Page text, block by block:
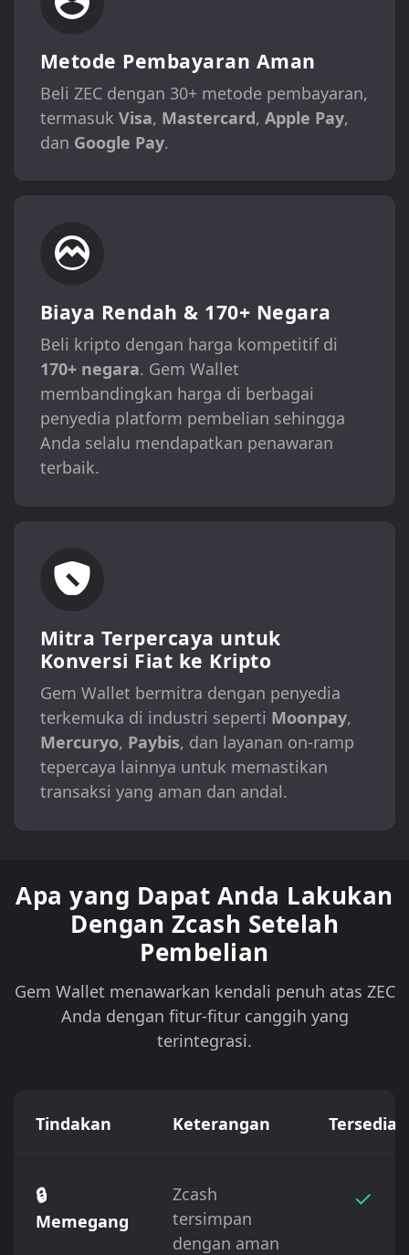
Metode Pembayaran Aman
Beli ZEC dengan 30+ metode pembayaran,
termasuk Visa, Mastercard, Apple Pay,
dan Google Pay.
Biaya Rendah & 170+ Negara
Beli kripto dengan harga kompetitif di
170+ negara. Gem Wallet
membandingkan harga di berbagai
penyedia platform pembelian sehingga
Anda selalu mendapatkan penawaran
terbaik.
Mitra Terpercaya untuk
Konversi Fiat ke Kripto
Gem Wallet bermitra dengan penyedia
terkemuka di industri seperti Moonpay,
Mercuryo, Paybis, dan layanan on-ramp
tepercaya lainnya untuk memastikan
transaksi yang aman dan andal.
Apa yang Dapat Anda Lakukan
Dengan Zcash Setelah
Pembelian
Gem Wallet menawarkan kendali penuh atas ZEC
Anda dengan fitur-fitur canggih yang
terintegrasi.
Tindakan Keterangan Tersedia
🔒
Memegang
Zcash
tersimpan
dengan aman
✓